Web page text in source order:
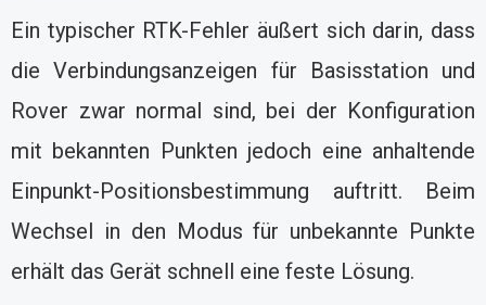
Ein typischer RTK-Fehler äußert sich darin, dass
die Verbindungsanzeigen für Basisstation und
Rover zwar normal sind, bei der Konfiguration
mit bekannten Punkten jedoch eine anhaltende
Einpunkt-Positionsbestimmung auftritt. Beim
Wechsel in den Modus für unbekannte Punkte
erhält das Gerät schnell eine feste Lösung.